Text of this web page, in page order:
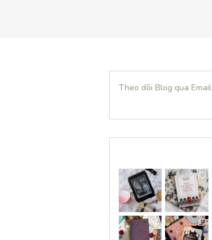
Theo dõi Blog qua Email